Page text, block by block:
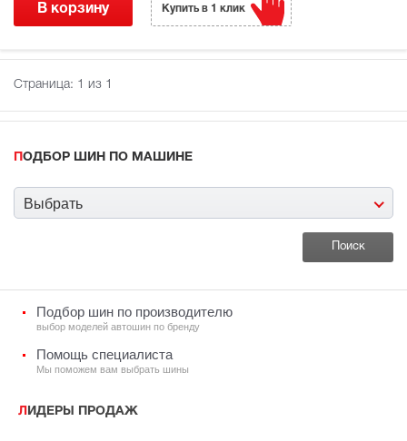
В корзину Купить в 1 клик
Страница: 1 из 1
ПОДБОР ШИН ПО МАШИНЕ
Выбрать
Подбор шин по производителю
выбор моделей автошин по бренду
Помощь специалиста
Мы поможем вам выбрать шины
ЛИДЕРЫ ПРОДАЖ